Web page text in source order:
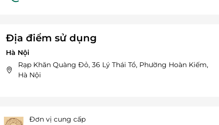
Địa điểm sử dụng
Hà Nội
Rạp Khăn Quàng Đỏ, 36 Lý Thái Tổ, Phường Hoàn Kiếm,
Hà Nội
Đơn vị cung cấp